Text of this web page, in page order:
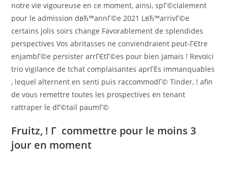
notre vie vigoureuse en ce moment, ainsi, spГ©cialement
pour le admission dвЂ™annГ©e 2021 LвЂ™arrivГ©e
certains jolis soirs change Favorablement de splendides
perspectives Vos abritasses ne conviendraient peut-ГЄtre
enjambГ©e persister arrГЄtГ©es pour bien jamais ! Revoici
trio vigilance de tchat complaisantes aprГЁs immanquables
, lequel alternent en senti puis raccommodГ© Tinder, ! afin
de vous remettre toutes les prospectives en tenant
rattraper le dГ©tail paumГ©
Fruitz, ! Г commettre pour le moins 3
jour en moment